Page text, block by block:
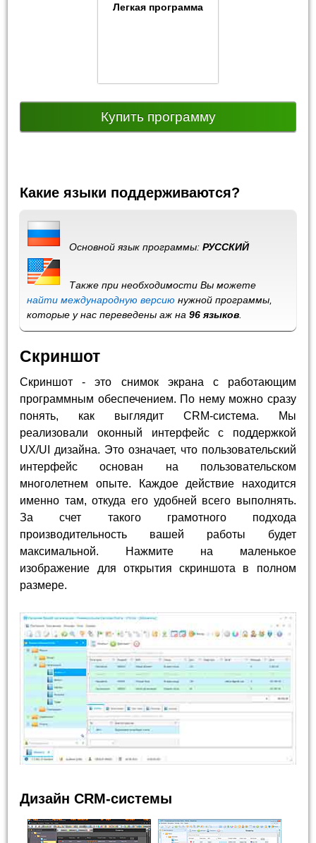
Легкая программа
Купить программу
Какие языки поддерживаются?
Основной язык программы:РУССКИЙ
Также при необходимости Вы можете
найти международную версию нужной программы,
которые у нас переведены аж на96 языков
Скриншот
Скриншот - это снимок экрана с работающим
программным обеспечением. По нему можно сразу
понять, как выглядит CRM-система. Мы
реализовали оконный интерфейс с поддержкой
UX/UI дизайна. Это означает, что пользовательский
интерфейс основан на пользовательском
многолетнем опыте. Каждое действие находится
именно там, откуда его удобней всего выполнять.
За счет такого грамотного подхода
производительность вашей работы будет
максимальной. Нажмите на маленькое
изображение для открытия скриншота в полном
размере.
Дизайн CRM-системы